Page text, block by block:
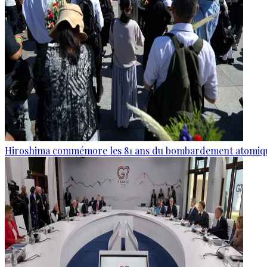
Hiroshima commémore les 81 ans du bombardement